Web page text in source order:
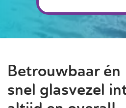
Betrouwbaar én
snel glasvezel